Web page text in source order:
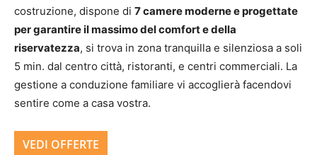
costruzione, dispone di 7 camere moderne e progettate
per garantire il massimo del comfort e della
riservatezza, si trova in zona tranquilla e silenziosa a soli
5 min. dal centro città, ristoranti, e centri commerciali. La
gestione a conduzione familiare vi accoglierà facendovi
sentire come a casa vostra.
VEDI OFFERTE